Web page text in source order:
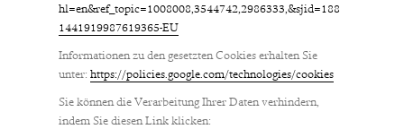
hl=en&ref_topic=1008008,3544742,2986333,&sjid=188
1441919987619365-EU
Informationen zu den gesetzten Cookies erhalten Sie
unter:https://policies.google.com/technologies/cookies
Sie können die Verarbeitung Ihrer Daten verhindern,
indem Sie diesen Link klicken: